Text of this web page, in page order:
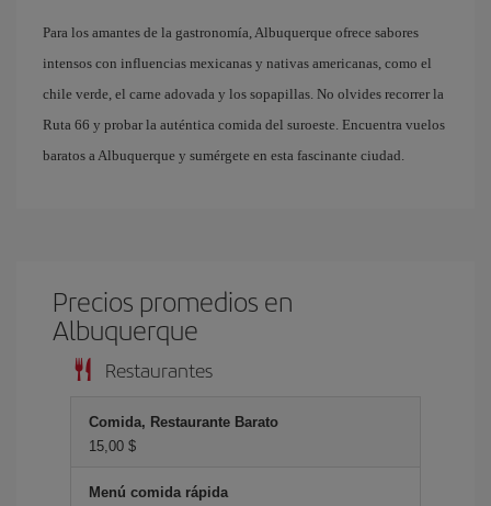
Para los amantes de la gastronomía, Albuquerque ofrece sabores
intensos con influencias mexicanas y nativas americanas, como el
chile verde, el carne adovada y los sopapillas. No olvides recorrer la
Ruta 66 y probar la auténtica comida del suroeste. Encuentra vuelos
baratos a Albuquerque y sumérgete en esta fascinante ciudad.
Precios promedios en
Albuquerque
Restaurantes
Comida, Restaurante Barato
15,00 $
Menú comida rápida